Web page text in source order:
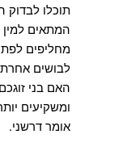
תוכלו לבדוק
המתאים למין
מחליפים
לבושים
האם בני
ומשקיעים
אומר דרשני.